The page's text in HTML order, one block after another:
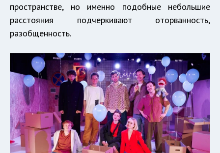
пространстве, но именно подобные небольшие
расстояния подчеркивают оторванность,
разобщенность.